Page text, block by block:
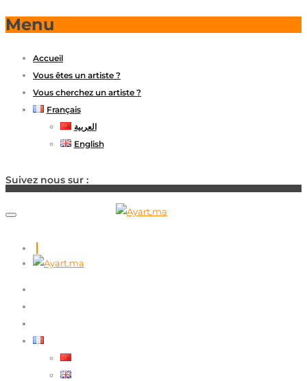
Menu
Accueil
Vous êtes un artiste ?
Vous cherchez un artiste ?
Français
العربية
English
Suivez nous sur :